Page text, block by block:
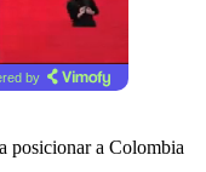
by
posicionar a Colombia